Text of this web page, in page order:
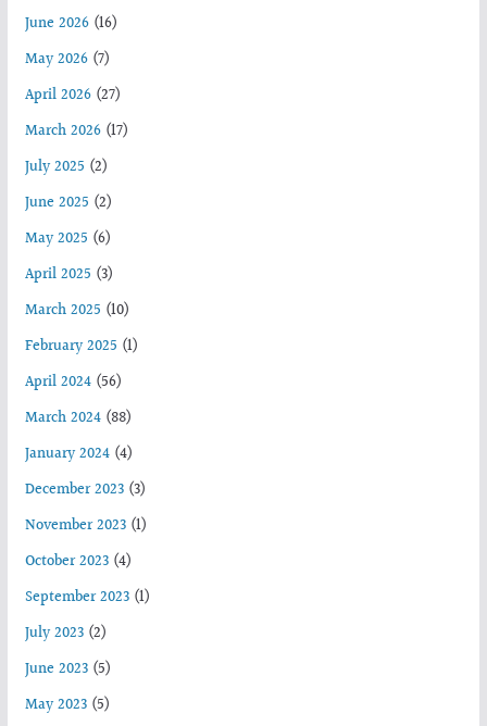
June 2026(16)
May 2026(7)
April 2026(27)
March 2026(17)
July 2025 (2)
June 2025 (2)
May 2025 (6)
April 2025 (3)
March 2025 (10)
February 2025 (1)
April 2024(56)
March 2024(88)
January 2024(4)
December 2023(3)
November 2023(1)
October 2023(4)
September 2023(1)
July 2023(2)
June 2023(5)
May 2023(5)